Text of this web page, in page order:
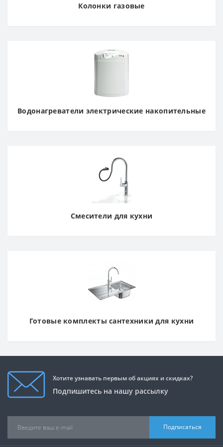
Колонки газовые
Водонагреватели электрические накопительные
Смесители для кухни
Готовые комплекты сантехники для кухни
Хотите узнавать первым об акциях и скидках?
Подпишитесь на нашу рассылку
Подписаться